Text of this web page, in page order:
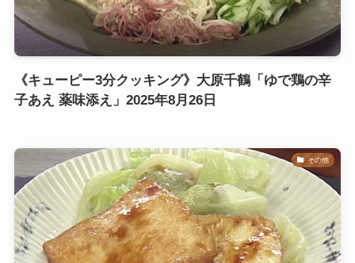
《キューピー3分クッキング》大原千鶴「ゆで鶏の辛
子あえ 薬味添え」2025年8月26日
その他